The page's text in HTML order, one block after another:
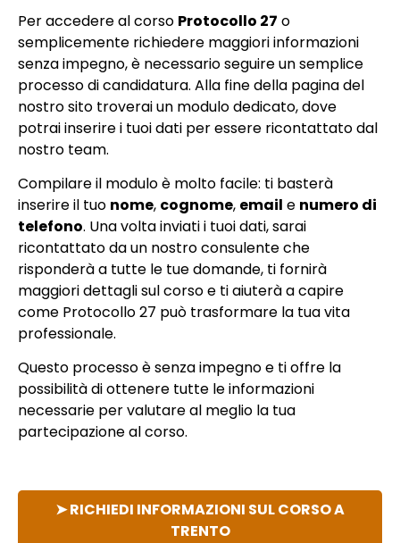
Per accedere al corso Protocollo 27 o
semplicemente richiedere maggiori informazioni
senza impegno, è necessario seguire un semplice
processo di candidatura. Alla fine della pagina del
nostro sito troverai un modulo dedicato, dove
potrai inserire i tuoi dati per essere ricontattato dal
nostro team.
Compilare il modulo è molto facile: ti basterà
inserire il tuo nome, cognome, email e numero di
telefono. Una volta inviati i tuoi dati, sarai
ricontattato da un nostro consulente che
risponderà a tutte le tue domande, ti fornirà
maggiori dettagli sul corso e ti aiuterà a capire
come Protocollo 27 può trasformare la tua vita
professionale.
Questo processo è senza impegno e ti offre la
possibilità di ottenere tutte le informazioni
necessarie per valutare al meglio la tua
partecipazione al corso.
➤ RICHIEDI INFORMAZIONI SUL CORSO A
TRENTO